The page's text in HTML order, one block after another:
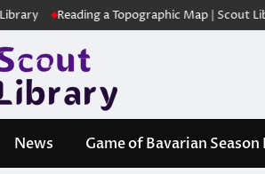
Reading a Topographic Map | Scout Library
News Game of Bavarian Season